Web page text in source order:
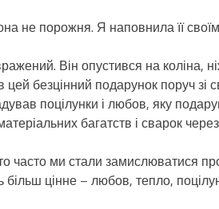
не порожня. Я наповнила її
Він опустився на коліна,
цей безцінний подарунок поруч
поцілунки і любов, яку
багатств і сварок
часто ми стали замислюватися
цінне – любов, тепло,